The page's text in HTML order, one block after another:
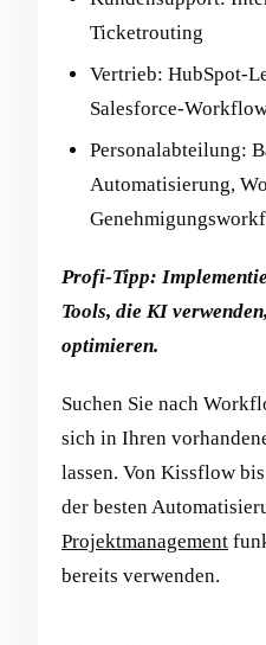
Ticketrouting
Vertrieb: HubSpot-
Salesforce-
Personalabteilung:
Automatisierung,
Profi-Tipp:
Tools, die KI
optimieren.
Suchen Sie nach
sich in Ihren
lassen. Von Kissflow
der besten
Projektmanagement
bereits verwenden.